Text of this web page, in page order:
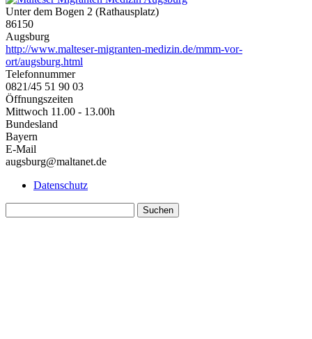
Unter dem Bogen 2 (Rathausplatz)
86150
Augsburg
http://www.malteser-migranten-medizin.de/mmm-vor-
ort/augsburg.html
Telefonnummer
0821/45 51 90 03
Öffnungszeiten
Mittwoch 11.00 - 13.00h
Bundesland
Bayern
E-Mail
augsburg@maltanet.de
Datenschutz